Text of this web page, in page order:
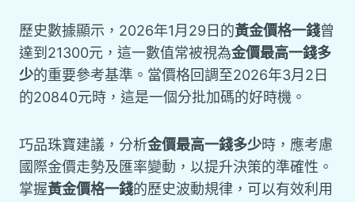
歷史數據顯示，2026年1月29日的黃金價格一錢曾
達到21300元，這一數值常被視為金價最高一錢多
少的重要參考基準。當價格回調至2026年3月2日
的20840元時，這是一個分批加碼的好時機。
巧品珠寶建議，分析金價最高一錢多少時，應考慮
國際金價走勢及匯率變動，以提升決策的準確性。
掌握黃金價格一錢的歷史波動規律，可以有效利用